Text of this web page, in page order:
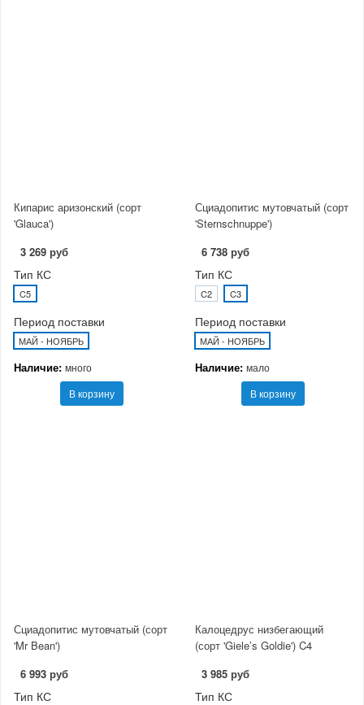
Кипарис аризонский (сорт
'Glauca')
3 269 руб
Тип КС
C5
Период поставки
МАЙ - НОЯБРЬ
Наличие: много
В корзину
Сциадопитис мутовчатый (сорт
'Sternschnuppe')
6 738 руб
Тип КС
C2 C3
Период поставки
МАЙ - НОЯБРЬ
Наличие: мало
В корзину
Сциадопитис мутовчатый (сорт
'Mr Bean')
6 993 руб
Тип КС
Калоцедрус низбегающий
(сорт 'Giele’s Goldie') C4
3 985 руб
Тип КС